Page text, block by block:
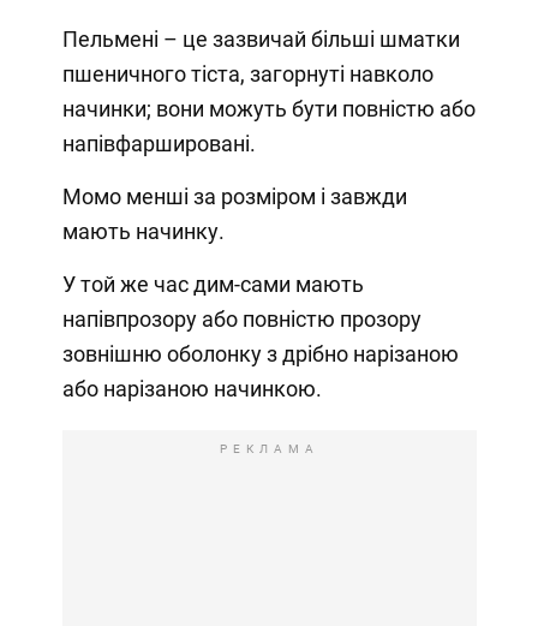
Пельмені – це зазвичай більші шматки
пшеничного тіста, загорнуті навколо
начинки; вони можуть бути повністю або
напівфаршировані.
Момо менші за розміром і завжди
мають начинку.
У той же час дим-сами мають
напівпрозору або повністю прозору
зовнішню оболонку з дрібно нарізаною
або нарізаною начинкою.
РЕКЛАМА